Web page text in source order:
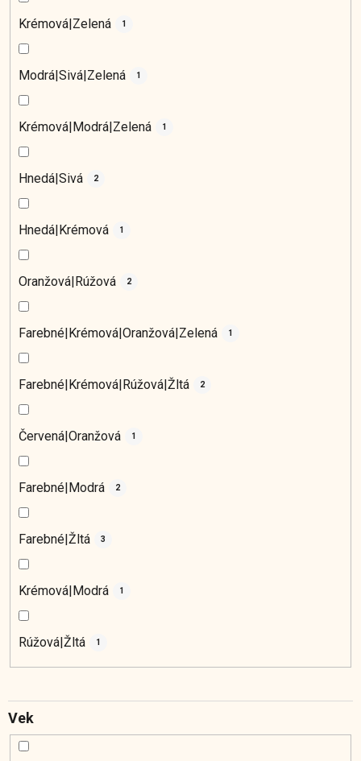
Krémová|Zelená 1
Modrá|Sivá|Zelená 1
Krémová|Modrá|Zelená 1
Hnedá|Sivá 2
Hnedá|Krémová 1
Oranžová|Rúžová 2
Farebné|Krémová|Oranžová|Zelená 1
Farebné|Krémová|Rúžová|Žltá 2
Červená|Oranžová 1
Farebné|Modrá 2
Farebné|Žltá 3
Krémová|Modrá 1
Rúžová|Žltá 1
Vek